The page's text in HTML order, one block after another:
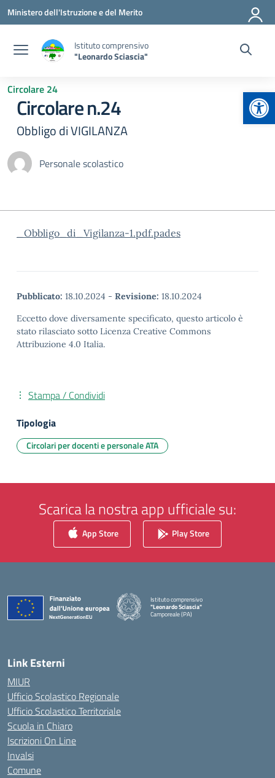
Vai ai contenuti
Vai al menu di navigazione
Vai al footer
Ministero dell'Istruzione e del Merito
Istituto comprensivo
"Leonardo Sciascia"
Circolare 24
Circolare n.24
Obbligo di VIGILANZA
Personale scolastico
_Obbligo_di_Vigilanza-1.pdf.pades
Pubblicato: 18.10.2024 - Revisione: 18.10.2024
Eccetto dove diversamente specificato, questo articolo è
stato rilasciato sotto Licenza Creative Commons
Attribuzione 4.0 Italia.
Stampa / Condividi
Tipologia
Circolari per docenti e personale ATA
Scarica la nostra app ufficiale su:
App Store Play Store
Istituto comprensivo
"Leonardo Sciascia"
Camporeale (PA)
— Visita la pagina iniziale della scuola
Link Esterni
MIUR
Ufficio Scolastico Regionale
Ufficio Scolastico Territoriale
Scuola in Chiaro
Iscrizioni On Line
Invalsi
Comune